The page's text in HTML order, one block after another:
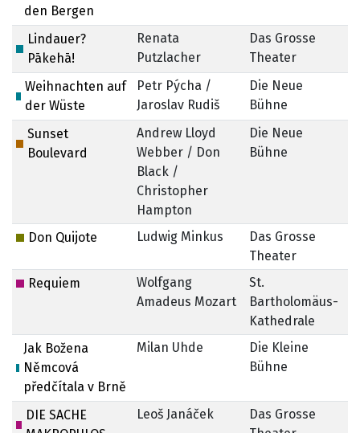
den Bergen
Lindauer?
Pākehā!
Renata
Putzlacher
Das Grosse
Theater
Weihnachten auf
der Wüste
Petr Pýcha /
Jaroslav Rudiš
Die Neue
Bühne
Sunset
Boulevard
Andrew Lloyd
Webber / Don
Black /
Christopher
Hampton
Die Neue
Bühne
Don Quijote Ludwig Minkus
Das Grosse
Theater
Requiem
Wolfgang
Amadeus Mozart
St.
Bartholomäus-
Kathedrale
Jak Božena
Němcová
předčítala v Brně
Milan Uhde
Die Kleine
Bühne
DIE SACHE
Leoš Janáček
Das Grosse